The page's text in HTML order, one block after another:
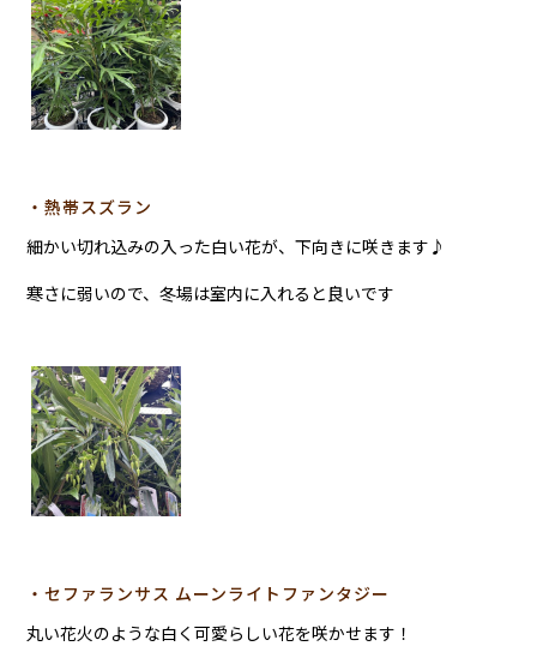
・熱帯スズラン
細かい切れ込みの入った白い花が、下向きに咲きます♪
寒さに弱いので、冬場は室内に入れると良いです
・セファランサス ムーンライトファンタジー
丸い花火のような白く可愛らしい花を咲かせます！